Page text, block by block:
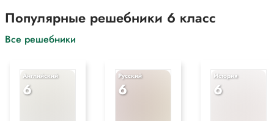
Популярные решебники 6 класс
Все решебники
Английский
6
Русский
6
История
6